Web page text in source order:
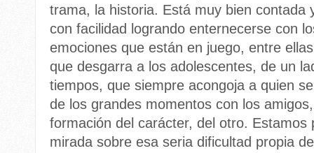
trama, la historia. Está muy bien contada
con facilidad logrando enternecerse con
emociones que están en juego, entre
que desgarra a los adolescentes, de un
tiempos, que siempre acongoja a quien
de los grandes momentos con los
formación del carácter, del otro. Estamos
mirada sobre esa seria dificultad propia